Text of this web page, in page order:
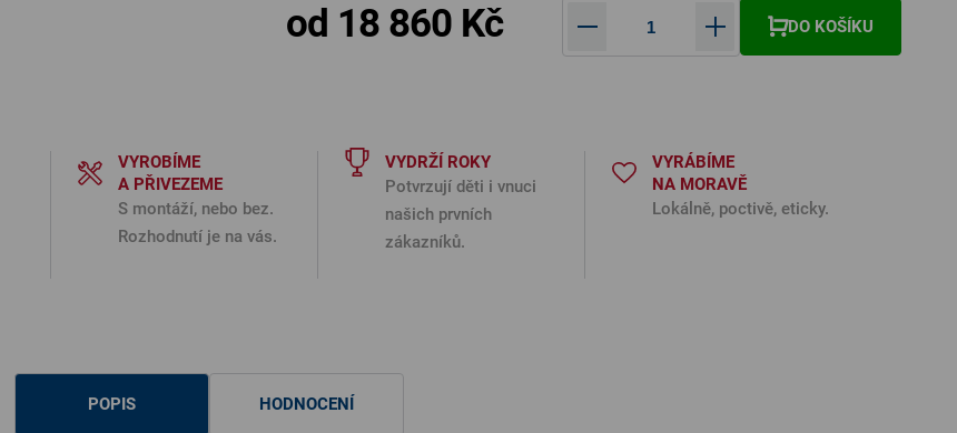
od 18 860 Kč
Měrná cena:
DO KOŠÍKU
VYROBÍME
A PŘIVEZEME
S montáží, nebo bez.
Rozhodnutí je na vás.
VYDRŽÍ ROKY
Potvrzují děti i vnuci
našich prvních
zákazníků.
VYRÁBÍME
NA MORAVĚ
Lokálně, poctivě, eticky.
POPIS HODNOCENÍ